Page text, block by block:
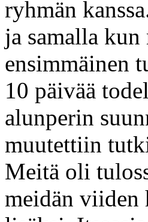
ryhmän
ja samalla
ensimmäinen
10 päivää
alunperin
muutettiin
Meitä oli
meidän viiden